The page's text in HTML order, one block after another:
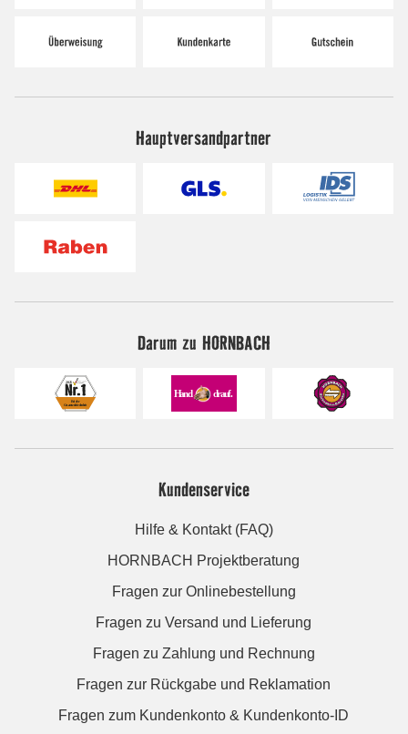
Hauptversandpartner
Darum zu HORNBACH
Kundenservice
Hilfe & Kontakt (FAQ)
HORNBACH Projektberatung
Fragen zur Onlinebestellung
Fragen zu Versand und Lieferung
Fragen zu Zahlung und Rechnung
Fragen zur Rückgabe und Reklamation
Fragen zum Kundenkonto & Kundenkonto-ID